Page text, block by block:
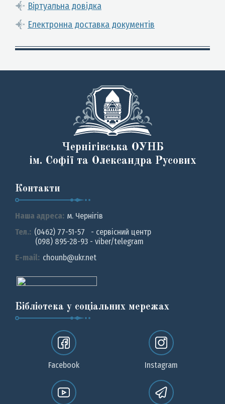
Віртуальна довідка
Електронна доставка документів
Чернігівська ОУНБ
ім. Софії та Олександра Русових
Контакти
Наша адреса: м. Чернiгiв
Тел.: (0462) 77-51-57 - сервісний центр
(098) 895-28-93 - viber/telegram
E-mail: chounb@ukr.net
Бібліотека у соціальних мережах
Facebook Instagram